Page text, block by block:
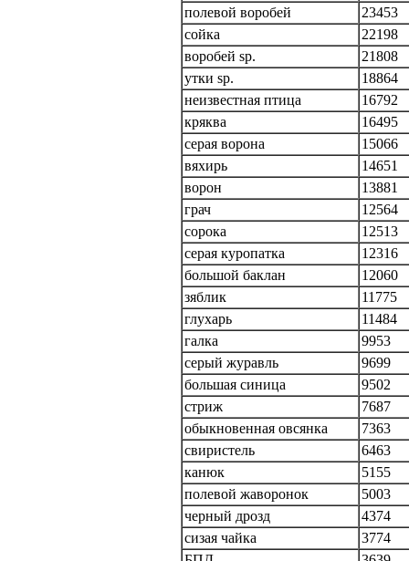
полевой воробей
23453
сойка
22198
воробей sp.
21808
утки sp.
18864
неизвестная птица
16792
кряква
16495
серая ворона
15066
вяхирь
14651
ворон
13881
грач
12564
сорока
12513
серая куропатка
12316
большой баклан
12060
зяблик
11775
глухарь
11484
галка
9953
серый журавль
9699
большая синица
9502
стриж
7687
обыкновенная овсянка
7363
свиристель
6463
канюк
5155
полевой жаворонок
5003
черный дрозд
4374
сизая чайка
3774